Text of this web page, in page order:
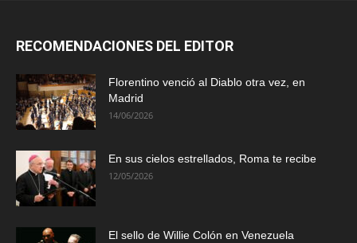
RECOMENDACIONES DEL EDITOR
Florentino venció al Diablo otra vez, en
Madrid
14/06/2026
En sus cielos estrellados, Roma te recibe
12/05/2026
El sello de Willie Colón en Venezuela